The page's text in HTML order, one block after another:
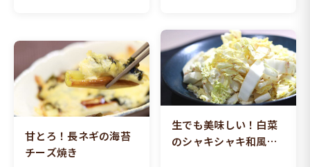
甘とろ！長ネギの海苔
チーズ焼き
生でも美味しい！白菜
のシャキシャキ和風サ